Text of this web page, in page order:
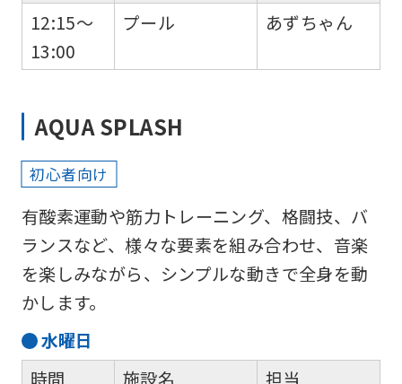
12:15～
13:00
プール あずちゃん
AQUA SPLASH
初心者向け
有酸素運動や筋力トレーニング、格闘技、バ
ランスなど、様々な要素を組み合わせ、音楽
を楽しみながら、シンプルな動きで全身を動
かします。
水曜日
時間
施設名
担当
Automatic